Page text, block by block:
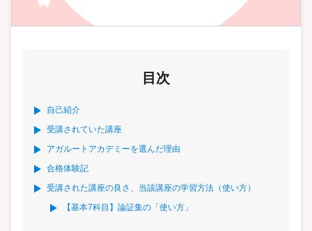
目次
自己紹介
受講されていた講座
アガルートアカデミーを選んだ理由
合格体験記
受講された講座の良さ、当該講座の学習方法（使い方）
【基本7科目】論証集の「使い方」